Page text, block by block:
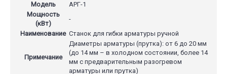
Модель
АРГ-1
Мощность
(кВт)
-
Наименование Станок для гибки арматуры ручной
Примечание
Диаметры арматуры (прутка): от 6 до 20 мм
(до 14 мм – в холодном состоянии, более 14
мм с предварительным разогревом
арматуры или прутка)